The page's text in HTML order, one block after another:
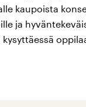
kaupoista
ja